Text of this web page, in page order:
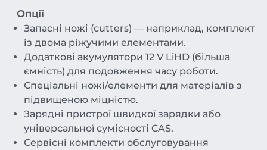
Опції
Запасні ножі (cutters) — наприклад, комплект
із двома ріжучими елементами.
Додаткові акумулятори 12 V LiHD (більша
ємність) для подовження часу роботи.
Спеціальні ножі/елементи для матеріалів з
підвищеною міцністю.
Зарядні пристрої швидкої зарядки або
універсальної сумісності CAS.
Сервісні комплекти обслуговування